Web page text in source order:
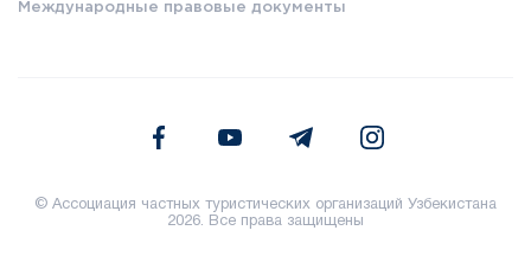
Международные правовые документы
© Ассоциация частных туристических организаций Узбекистана
2026. Все права защищены